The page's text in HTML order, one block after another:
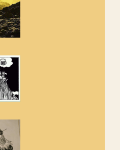
dels
Aniol d'Aguja
implicats
Aniol